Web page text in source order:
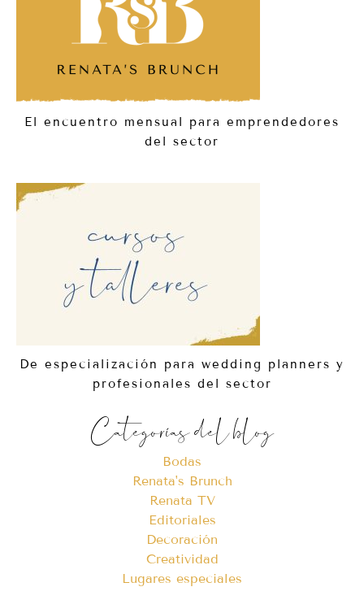
El encuentro mensual para emprendedores
del sector
De especialización para wedding planners y
profesionales del sector
Categorías del blog
Bodas
Renata's Brunch
Renata TV
Editoriales
Decoración
Creatividad
Lugares especiales